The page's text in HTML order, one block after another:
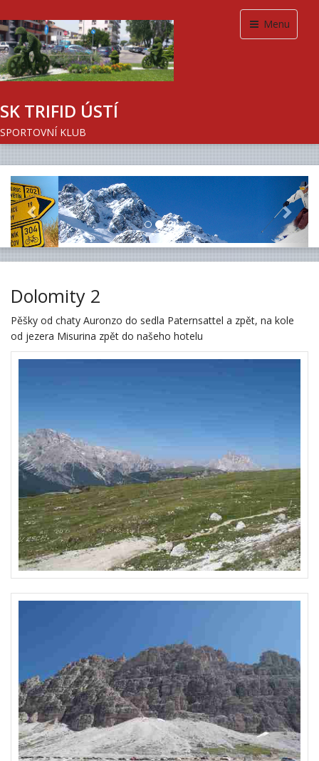
Menu
SK TRIFID ÚSTÍ
SPORTOVNÍ KLUB
Previous Next
Dolomity 2
Pěšky od chaty Auronzo do sedla Paternsattel a zpět, na kole
od jezera Misurina zpět do našeho hotelu